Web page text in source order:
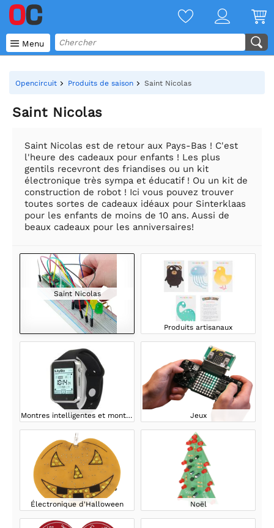
 Menu
Opencircuit Produits de saison Saint Nicolas
Saint Nicolas
Saint Nicolas est de retour aux Pays-Bas ! C'est
l'heure des cadeaux pour enfants ! Les plus
gentils recevront des friandises ou un kit
électronique très sympa et éducatif ! Ou un kit de
construction de robot ! Ici vous pouvez trouver
toutes sortes de cadeaux idéaux pour Sinterklaas
pour les enfants de moins de 10 ans. Aussi de
beaux cadeaux pour les anniversaires!
Saint Nicolas
Produits artisanaux
Montres intelligentes et montres Jeux
Électronique d'Halloween Noël